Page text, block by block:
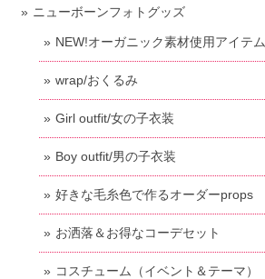
ニューボーンフォトグッズ
NEW!オーガニック素材使用アイテム
wrap/おくるみ
Girl outfit/女の子衣装
Boy outfit/男の子衣装
好きな毛糸色で作るオーダーprops
お洒落＆お得なコーデセット
コスチューム（イベント＆テーマ）